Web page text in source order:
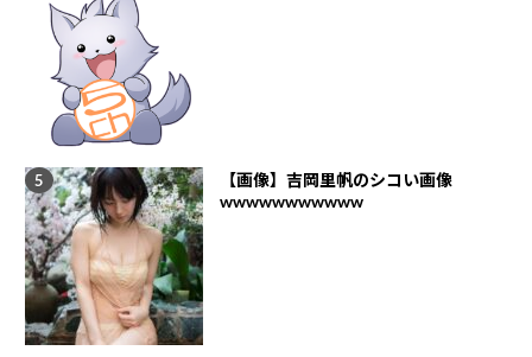
【画像】吉岡里帆のシコい画像
wwwwwwwwwww